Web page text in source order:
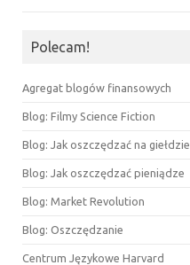
Polecam!
Agregat blogów finansowych
Blog: Filmy Science Fiction
Blog: Jak oszczędzać na giełdzie
Blog: Jak oszczędzać pieniądze
Blog: Market Revolution
Blog: Oszczędzanie
Centrum Językowe Harvard